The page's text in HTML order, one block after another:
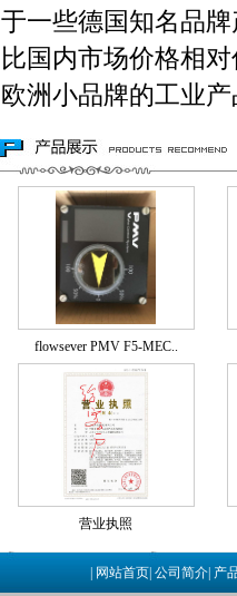
于一些德国知名品
比国内市场价格相
欧洲小品牌的工业
flowsever PMV F5-MEC..
营业执照
网站首页| 公司简介| 产